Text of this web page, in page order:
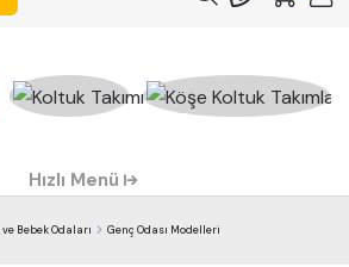
Hızlı Menü
Bebek Odaları Genç Odası Modelleri